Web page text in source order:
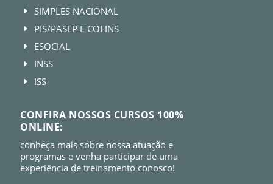
E SIMPLES NACIONAL
E PIS/PASEP E COFINS
E ESOCIAL
E INSS
E ISS
CONFIRA NOSSOS CURSOS 100%
ONLINE:
conheça mais sobre nossa atuação e
programas e venha participar de uma
experiência de treinamento conosco!